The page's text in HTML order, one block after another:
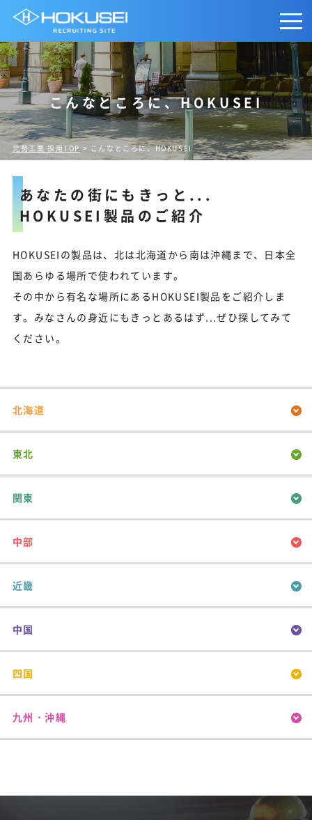
こんなところに、HOKUSEI
北勢工業 採用TOP > こんなところに、HOKUSEI
あなたの街にもきっと...
HOKUSEI製品のご紹介
HOKUSEIの製品は、北は北海道から南は沖縄まで、日本全
国あらゆる場所で使われています。
その中から有名な場所にあるHOKUSEI製品をご紹介しま
す。みなさんの身近にもきっとあるはず...ぜひ探してみて
ください。
北海道
東北
関東
中部
近畿
中国
四国
九州・沖縄